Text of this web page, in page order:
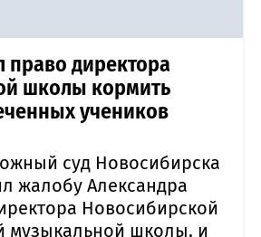
право директора
школы кормить
учеников
суд Новосибирска
жалобу Александра
Новосибирской
музыкальной школы, и